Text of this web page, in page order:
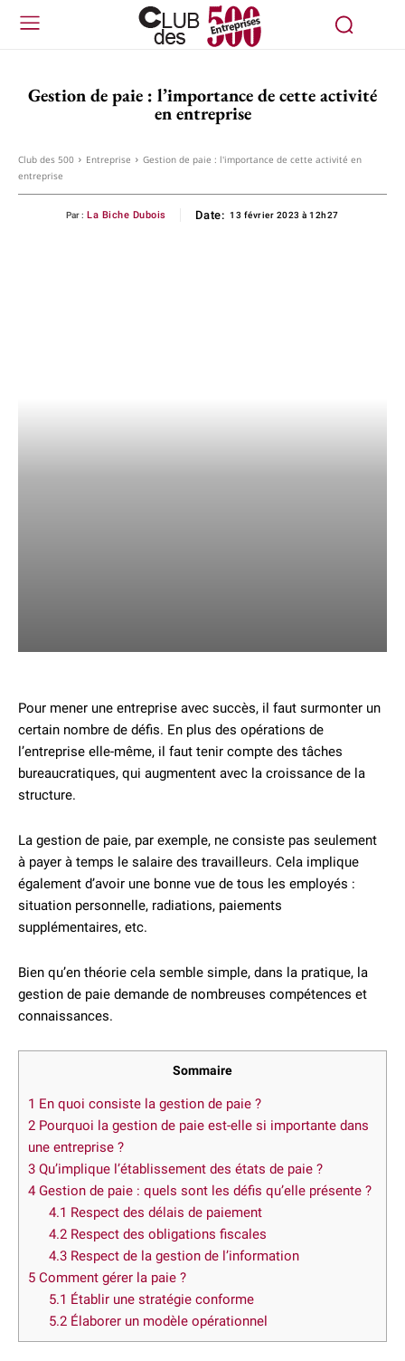
Gestion de paie : l’importance de cette activité
en entreprise
Club des 500 Entreprise
Gestion de paie : l'importance de cette activité en
entreprise
Par : La Biche Dubois Date: 13 février 2023 à 12h27
Pour mener une entreprise avec succès, il faut surmonter un
certain nombre de défis. En plus des opérations de
l’entreprise elle-même, il faut tenir compte des tâches
bureaucratiques, qui augmentent avec la croissance de la
structure.
La gestion de paie, par exemple, ne consiste pas seulement
à payer à temps le salaire des travailleurs. Cela implique
également d’avoir une bonne vue de tous les employés :
situation personnelle, radiations, paiements
supplémentaires, etc.
Bien qu’en théorie cela semble simple, dans la pratique, la
gestion de paie demande de nombreuses compétences et
connaissances.
Sommaire
1 En quoi consiste la gestion de paie ?
2 Pourquoi la gestion de paie est-elle si importante dans
une entreprise ?
3 Qu’implique l’établissement des états de paie ?
4 Gestion de paie : quels sont les défis qu’elle présente ?
4.1 Respect des délais de paiement
4.2Respect des obligations fiscales
4.3Respect de la gestion de l’information
5 Comment gérer la paie ?
5.1 Établir une stratégie conforme
5.2Élaborer un modèle opérationnel